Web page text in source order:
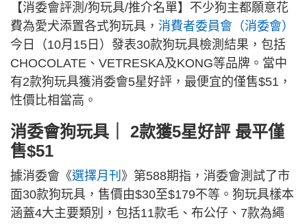
【消委會評測/狗玩具/推介名單】不少狗主都願意花
費為愛犬添置各式狗玩具， 消費者委員會（消委會）
今日（10月15日）發表30款狗玩具檢測結果，包括
CHOCOLATE、VETRESKA及KONG等品牌。當中
有2款狗玩具獲消委會5星好評，最便宜的僅售$51，
性價比相當高。
消委會狗玩具｜ 2款獲5星好評 最平僅
售$51
據消委會《選擇月刊 》第588期指，消委會測試了市
面30款狗玩具，售價由$30至$179不等。狗玩具樣本
涵蓋4大主要類別，包括11款毛、布公仔、7款為繩